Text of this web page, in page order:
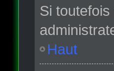
Si
Haut